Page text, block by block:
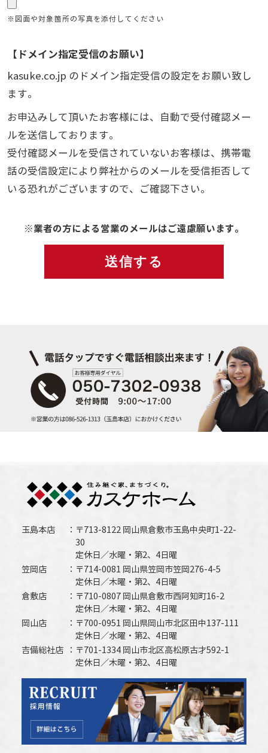
※図面や対象箇所の写真を添付してください
【ドメイン指定受信のお願い】
kasuke.co.jp のドメイン指定受信の設定をお願い致し
ます。
お申込みして頂いたお客様には、自動で受付確認メー
ルを送信しております。
受付確認メールを受信されていないお客様は、携帯電
話の受信設定により弊社からのメールを受信拒否して
いる恐れがございますので、ご確認下さい。
※業者の方による営業のメールはご遠慮願います。
玉島本店
〒713-8122 岡山県倉敷市玉島中央町1-22-
30
定休日／水曜・第2、4日曜
笠岡店
〒714-0081 岡山県笠岡市笠岡276-4-5
定休日／木曜・第2、4日曜
倉敷店
〒710-0807 岡山県倉敷市西阿知町16-2
定休日／木曜・第2、4日曜
岡山店
〒700-0951 岡山県岡山市北区田中137-111
定休日／水曜・第2、4日曜
吉備総社店
〒701-1334 岡山市北区高松原古才592-1
定休日／木曜・第2、4日曜